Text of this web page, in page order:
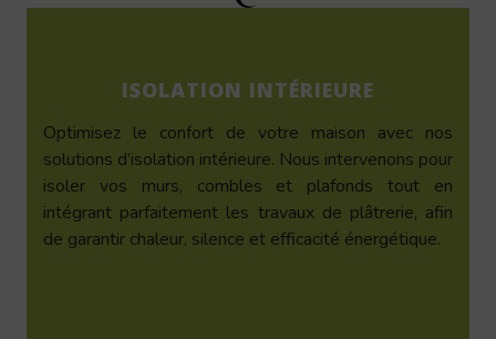
ISOLATION INTÉRIEURE
Optimisez le confort de votre maison avec nos
solutions d’isolation intérieure. Nous intervenons pour
isoler vos murs, combles et plafonds tout en
intégrant parfaitement les travaux de plâtrerie, afin
de garantir chaleur, silence et efficacité énergétique.